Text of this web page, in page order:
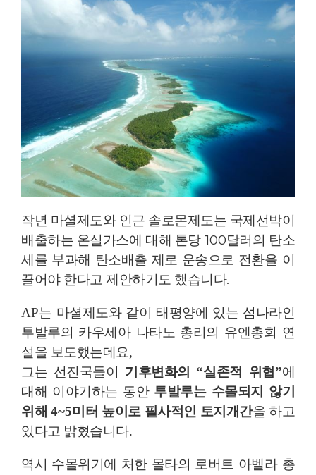
작년 마셜제도와 인근 솔로몬제도는 국제선박이
배출하는 온실가스에 대해 톤당 100달러의 탄소
세를 부과해 탄소배출 제로 운송으로 전환을 이
끌어야 한다고 제안하기도 했습니다.
AP는 마셜제도와 같이 태평양에 있는 섬나라인
투발루의 카우세아 나타노 총리의 유엔총회 연
설을 보도했는데요,
그는 선진국들이 기후변화의 “실존적 위협”에
대해 이야기하는 동안 투발루는 수몰되지 않기
위해 4~5미터 높이로 필사적인 토지개간을 하고
있다고 밝혔습니다.
역시 수몰위기에 처한 몰타의 로버트 아벨라 총